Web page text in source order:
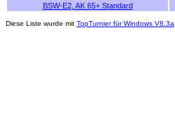
BSW-E2, AK 65+ Standard
Diese Liste wurde mit TopTurnier für Windows V8.3a